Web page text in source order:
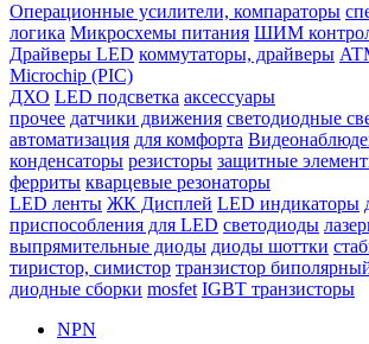
Операционные усилители, компараторы
логика Микросхемы питания ШИМ
Драйверы LED коммутаторы, драйверы
Microchip (PIC)
ДХО LED подсветка аксессуары
прочее датчики движения светодиодные
автоматизация для комфорта
конденсаторы резисторы защитные
ферриты кварцевые резонаторы
LED ленты ЖК Дисплей LED индикаторы
приспособления для LED светодиоды
выпрямительные диоды диоды шоттки
тиристор, симистор транзистор
диодные сборки mosfet IGBT транзисторы
NPN